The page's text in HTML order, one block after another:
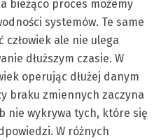
bieżąco proces możemy
systemów. Te same
człowiek ale nie ulega
dłuższym czasie. W
operując dłużej danym
braku zmiennych zaczyna
nie wykrywa tych, które się
W różnych